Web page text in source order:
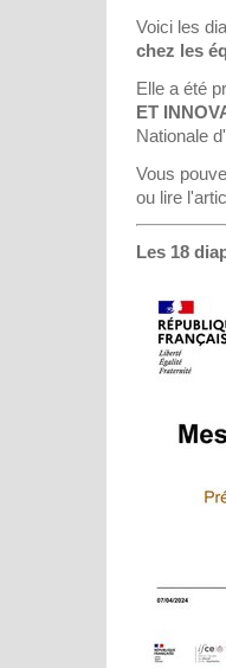
Voici les
chez les
Elle a été
ET
Nationale
Vous
ou lire
Les 18